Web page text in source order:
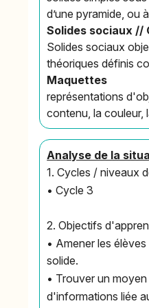
d’une pyramide, ou
Solides sociaux //
Solides sociaux
théoriques définis
Maquettes
représentations
contenu, la couleur,
Analyse de la
1. Cycles / niveaux
• Cycle 3
2. Objectifs
• Amener les
solide.
• Trouver un
d'informations liée